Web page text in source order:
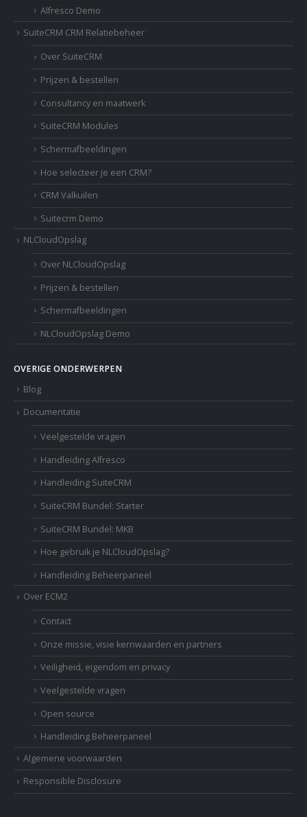
Alfresco Demo
SuiteCRM CRM Relatiebeheer
Over SuiteCRM
Prijzen & bestellen
Consultancy en maatwerk
SuiteCRM Modules
Schermafbeeldingen
Hoe selecteer je een CRM?
CRM Valkuilen
Suitecrm Demo
NLCloudOpslag
Over NLCloudOpslag
Prijzen & bestellen
Schermafbeeldingen
NLCloudOpslag Demo
OVERIGE ONDERWERPEN
Blog
Documentatie
Veelgestelde vragen
Handleiding Alfresco
Handleiding SuiteCRM
SuiteCRM Bundel: Starter
SuiteCRM Bundel: MKB
Hoe gebruik je NLCloudOpslag?
Handleiding Beheerpaneel
Over ECM2
Contact
Onze missie, visie kernwaarden en partners
Veiligheid, eigendom en privacy
Veelgestelde vragen
Open source
Handleiding Beheerpaneel
Algemene voorwaarden
Responsible Disclosure